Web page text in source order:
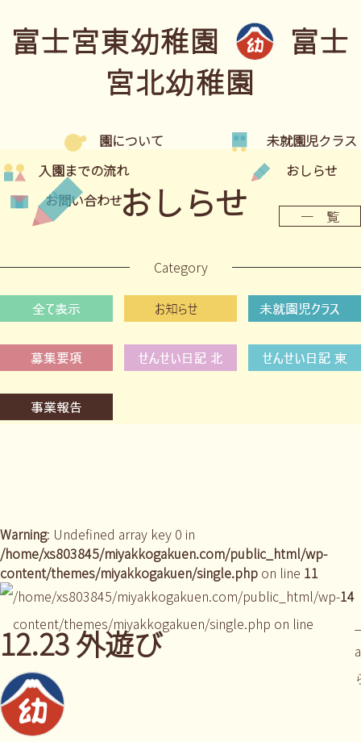
富士宮東幼稚園
富士
宮北幼稚園
園について
未就園児クラス
入園までの流れ
おしらせ
お問い合わせおしらせ 一 覧
Category
Warning: Undefined array key 0 in
/home/xs803845/miyakkogakuen.com/public_html/wp-
content/themes/miyakkogakuen/single.php on line 11
/home/xs803845/miyakkogakuen.com/public_html/wp-
content/themes/miyakkogakuen/single.php on line
14
12.23 外遊び